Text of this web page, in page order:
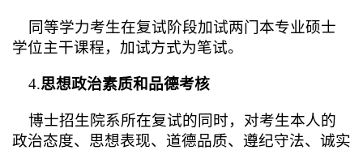
同等学力考生在复试阶段加试两门本专业硕士
学位主干课程，加试方式为笔试。
4.思想政治素质和品德考核
博士招生院系所在复试的同时，对考生本人的
政治态度、思想表现、道德品质、遵纪守法、诚实